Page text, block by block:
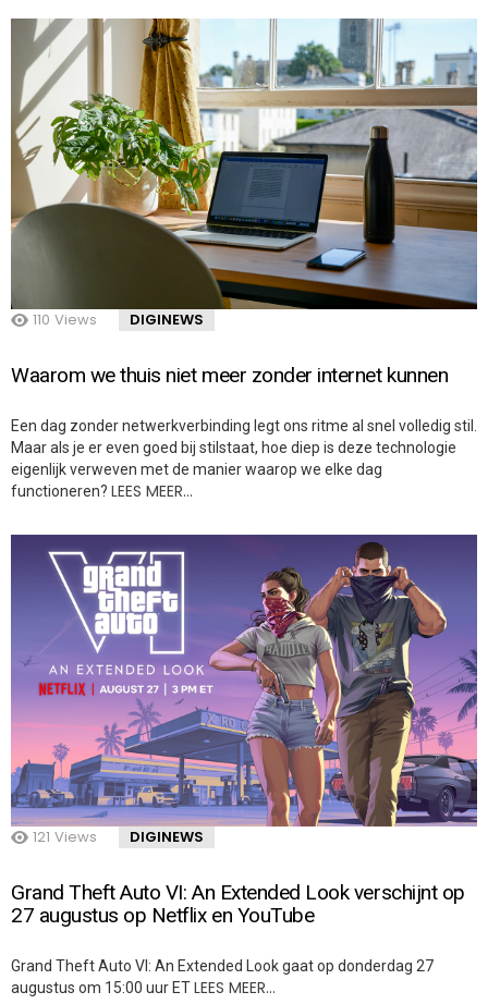
110 Views DIGINEWS
Waarom we thuis niet meer zonder internet kunnen
Een dag zonder netwerkverbinding legt ons ritme al snel volledig stil.
Maar als je er even goed bij stilstaat, hoe diep is deze technologie
eigenlijk verweven met de manier waarop we elke dag
functioneren? LEES MEER…
121 Views DIGINEWS
Grand Theft Auto VI: An Extended Look verschijnt op
27 augustus op Netflix en YouTube
Grand Theft Auto VI: An Extended Look gaat op donderdag 27
augustus om 15:00 uur ETLEES MEER…